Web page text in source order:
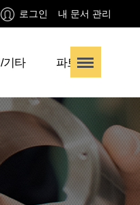
로그인 내 문서 관리
기타 파트너사